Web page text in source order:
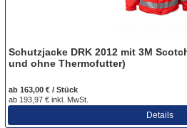
Schutzjacke DRK 2012 mit 3M
und ohne Thermofutter)
ab 163,00 € / Stück
ab 193,97 € inkl. MwSt.
Details